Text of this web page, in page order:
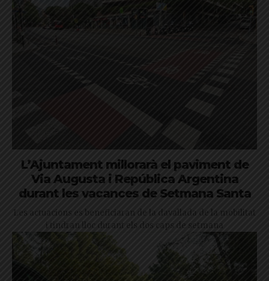
L’Ajuntament millorarà el paviment de
Via Augusta i República Argentina
durant les vacances de Setmana Santa
Les actuacions es beneficiaran de la davallada de la mobilitat
i tindran lloc durant els dos caps de setmana